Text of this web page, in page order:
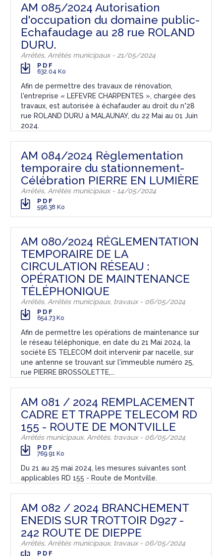
AM 085/2024 Autorisation
d'occupation du domaine public-
Echafaudage au 28 rue ROLAND
DURU.
Arrêtés, Arrêtés municipaux - 21/05/2024
PDF
632.04 Ko
Afin de permettre des travaux de rénovation,
l'entreprise « LEFEVRE CHARPENTES », chargée des
travaux, est autorisée à échafauder au droit du n°28
rue ROLAND DURU à MALAUNAY, du 22 Mai au 01 Juin
2024.
AM 084/2024 Règlementation
temporaire du stationnement-
Célébration PIERRE EN LUMIÈRE
Arrêtés, Arrêtés municipaux - 14/05/2024
PDF
596.38 Ko
AM 080/2024 RÉGLEMENTATION
TEMPORAIRE DE LA
CIRCULATION RÉSEAU :
OPÉRATION DE MAINTENANCE
TÉLÉPHONIQUE
Arrêtés, Arrêtés municipaux, travaux - 06/05/2024
PDF
654.73 Ko
Afin de permettre les opérations de maintenance sur
le réseau téléphonique, en date du 21 Mai 2024, la
société ES TELECOM doit intervenir par nacelle, sur
une antenne se trouvant sur l'immeuble numéro 25,
rue PIERRE BROSSOLETTE,...
AM 081 / 2024 REMPLACEMENT
CADRE ET TRAPPE TELECOM RD
155 - ROUTE DE MONTVILLE
Arrêtés municipaux, Arrêtés, travaux - 06/05/2024
PDF
769.91 Ko
Du 21 au 25 mai 2024, les mesures suivantes sont
applicables RD 155 - Route de Montville.
AM 082 / 2024 BRANCHEMENT
ENEDIS SUR TROTTOIR D927 -
242 ROUTE DE DIEPPE
Arrêtés, Arrêtés municipaux, travaux - 06/05/2024
PDF